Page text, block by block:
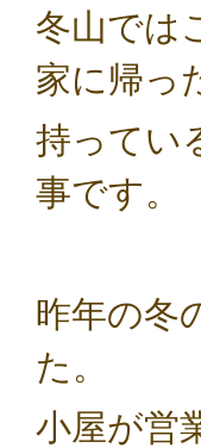
冬山では
家に帰っ
持ってい
事です。
昨年の冬
た。
小屋が営